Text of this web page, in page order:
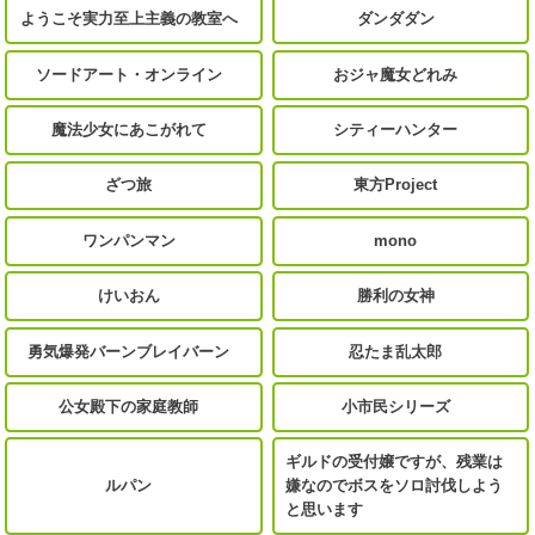
ようこそ実力至上主義の教室へ ダンダダン
ソードアート・オンライン おジャ魔女どれみ
魔法少女にあこがれて シティーハンター
ざつ旅 東方Project
ワンパンマン mono
けいおん 勝利の女神
勇気爆発バーンブレイバーン 忍たま乱太郎
公女殿下の家庭教師 小市民シリーズ
ルパン
ギルドの受付嬢ですが、残業は
嫌なのでボスをソロ討伐しよう
と思います